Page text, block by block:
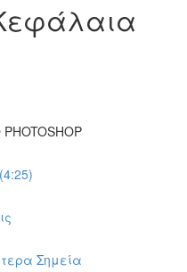
Σημεία